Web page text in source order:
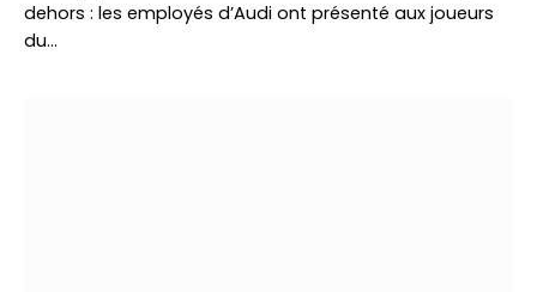
dehors : les employés d’Audi ont présenté aux joueurs
du…